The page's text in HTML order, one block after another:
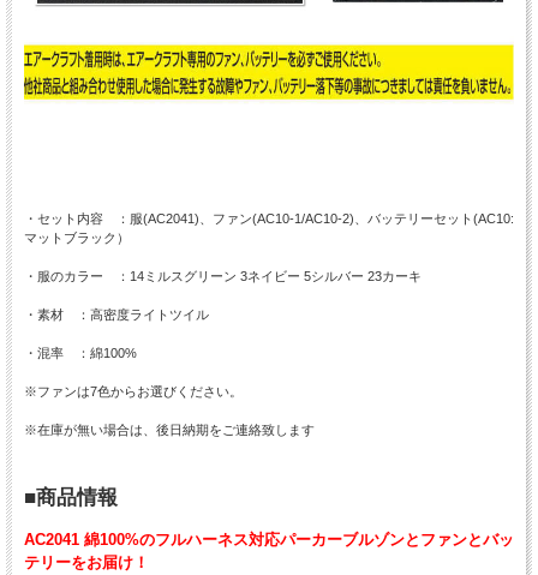
・セット内容 ：服(AC2041)、ファン(AC10-1/AC10-2)、バッテリーセット(AC10:
マットブラック）
・服のカラー ：14ミルスグリーン 3ネイビー 5シルバー 23カーキ
・素材 ：高密度ライトツイル
・混率 ：綿100%
※ファンは7色からお選びください。
※在庫が無い場合は、後日納期をご連絡致します
■商品情報
AC2041 綿100%のフルハーネス対応パーカーブルゾンとファンとバッ
テリーをお届け！